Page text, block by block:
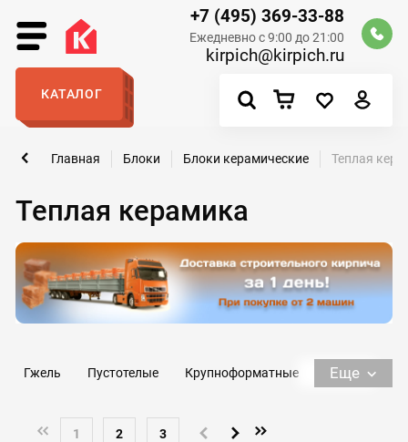
+7 (495) 369-33-88
Ежедневно с 9:00 до 21:00
kirpich@kirpich.ru
КАТАЛОГ
Теплая керамика
Главная Блоки Блоки керамические Теплая
Гжель Пустотелые Крупноформатные
RAUF
44
38 Porotherm 44
Porotherm 51
Еще
1 2 3